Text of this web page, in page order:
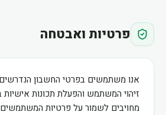
פרטיות ואבטחה
אנו משתמשים בפרטי החשבון
זיהוי המשתמש והפעלת תכונות אישיות
מחויבים לשמור על פרטיות